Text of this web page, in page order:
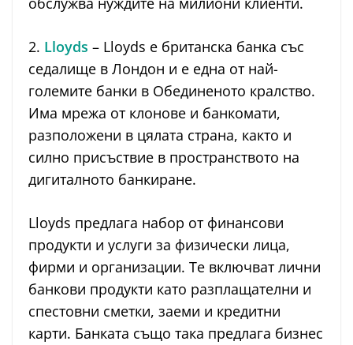
2. Lloyds – Lloyds е британска банка със
седалище в Лондон и е една от най-
големите банки в Обединеното кралство.
Има мрежа от клонове и банкомати,
разположени в цялата страна, както и
силно присъствие в пространството на
дигиталното банкиране.
Lloyds предлага набор от финансови
продукти и услуги за физически лица,
фирми и организации. Те включват лични
банкови продукти като разплащателни и
спестовни сметки, заеми и кредитни
карти. Банката също така предлага бизнес